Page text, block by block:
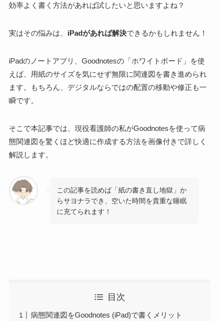
効率よく書く方法があれば試したいと思いますよね？
実はその悩みは、 iPadがあれば解決できるかもしれません！
iPadのノートアプリ、Goodnotesの「ホワイトボード」を使
えば、用紙のサイズを気にせず無限に関連図を書き進められ
ます。もちろん、 デジタルならではの配置の移動や修正も一
瞬です。
そこで本記事では、現役看護師の私がGoodnotesを使って病
態関連図を驚くほど快適に作成する方法を画像付きで詳しく
解説 します。
この記事を読めば「紙の書き直し地獄」か
らサヨナラでき、空いた時間を貴重な睡眠
に充てられます！
目次
病態関連図をGoodnotes (iPad)で書くメリット